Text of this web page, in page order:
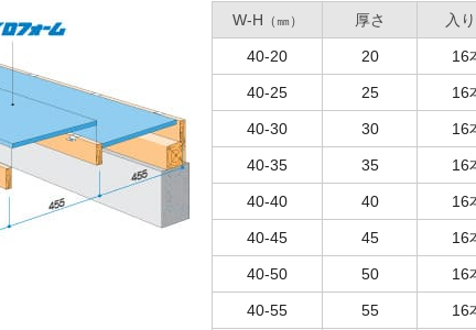
W-H （㎜） 厚さ 入
40-20 20 16
40-25 25 16
40-30 30 16
40-35 35 16
40-40 40 16
40-45 45 16
40-50 50 16
40-55 55 16